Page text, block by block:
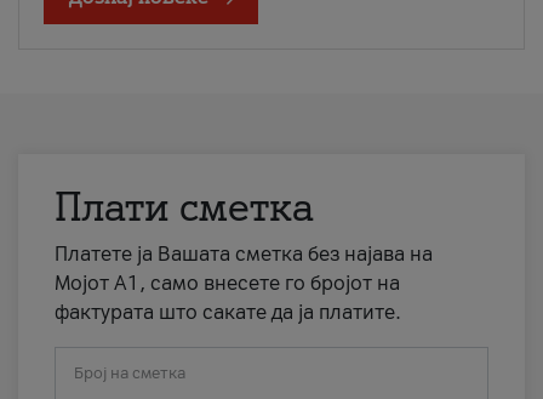
Плати сметка
Платете ја Вашата сметка без најава на
Мојот А1, само внесете го бројот на
фактурата што сакате да ја платите.
Број на сметка